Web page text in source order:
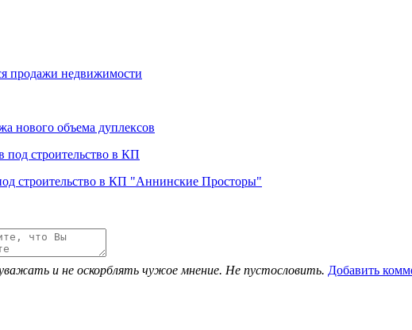
продажи недвижимости
нового объема дуплексов
строительство в КП "Аннинские Просторы"
и не оскорблять чужое мнение. Не пустословить. Добавить